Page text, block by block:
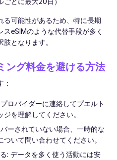
る可能性があるため、特に長期
eSIMのような代替手段が多く
となります。
ング料金を避ける方法
ロバイダーに連絡してプエルト
を理解してください。
ーされていない場合、一時的な
いて問い合わせてください。
: データを多く使う活動には安